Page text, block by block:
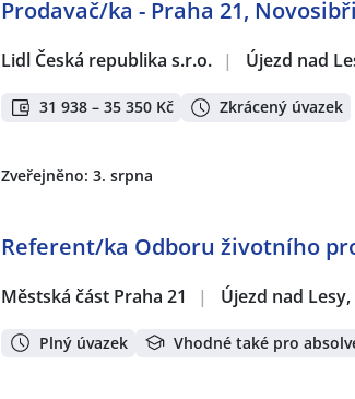
Prodavač/ka - Praha 21,
Lidl Česká republika s.r.o. | Újezd nad
31 938 – 35 350 Kč Zkrácený úvazek
Zveřejněno: 3. srpna
Referent/ka Odboru životního
Městská část Praha 21 | Újezd nad
Plný úvazek Vhodné také pro